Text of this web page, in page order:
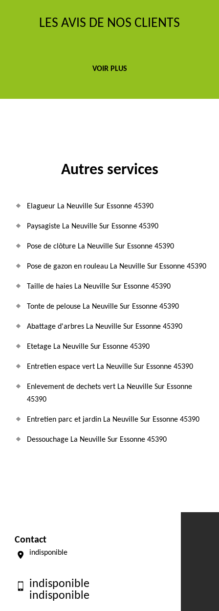
LES AVIS DE NOS CLIENTS
VOIR PLUS
Autres services
Elagueur La Neuville Sur Essonne 45390
Paysagiste La Neuville Sur Essonne 45390
Pose de clôture La Neuville Sur Essonne 45390
Pose de gazon en rouleau La Neuville Sur Essonne 45390
Taille de haies La Neuville Sur Essonne 45390
Tonte de pelouse La Neuville Sur Essonne 45390
Abattage d'arbres La Neuville Sur Essonne 45390
Etetage La Neuville Sur Essonne 45390
Entretien espace vert La Neuville Sur Essonne 45390
Enlevement de dechets vert La Neuville Sur Essonne
45390
Entretien parc et jardin La Neuville Sur Essonne 45390
Dessouchage La Neuville Sur Essonne 45390
Contact
indisponible
indisponible
indisponible